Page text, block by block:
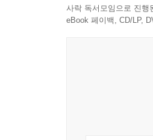
무인양품에서 제품
누구나 가능한 〈하
수납법”은 가족 모
사락 독서모임으로 진행
eBook 페이백, CD/LP,